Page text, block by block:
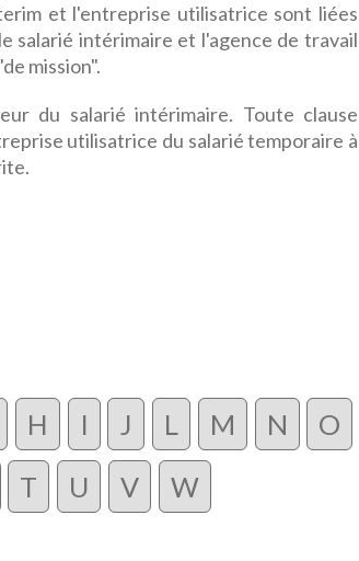
et l'entreprise utilisatrice sont liées
salarié intérimaire et l'agence de travail
mission".
du salarié intérimaire. Toute clause
utilisatrice du salarié temporaire à
H I J L M N
O
T U V W